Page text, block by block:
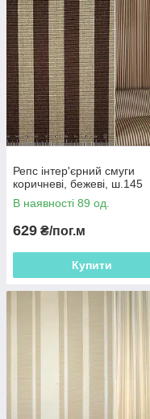
Репс інтер'єрний смуги
коричневі, бежеві, ш.145
В наявності 89 од.
629 ₴/пог.м
Купити